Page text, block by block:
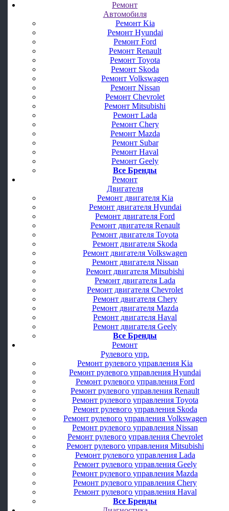
Ремонт
Автомобиля
Ремонт Kia
Ремонт Hyundai
Ремонт Ford
Ремонт Renault
Ремонт Toyota
Ремонт Skoda
Ремонт Volkswagen
Ремонт Nissan
Ремонт Chevrolet
Ремонт Mitsubishi
Ремонт Lada
Ремонт Chery
Ремонт Mazda
Ремонт Subar
Ремонт Haval
Ремонт Geely
Все Бренды
Ремонт
Двигателя
Ремонт двигателя Kia
Ремонт двигателя Hyundai
Ремонт двигателя Ford
Ремонт двигателя Renault
Ремонт двигателя Toyota
Ремонт двигателя Skoda
Ремонт двигателя Volkswagen
Ремонт двигателя Nissan
Ремонт двигателя Mitsubishi
Ремонт двигателя Lada
Ремонт двигателя Chevrolet
Ремонт двигателя Chery
Ремонт двигателя Mazda
Ремонт двигателя Haval
Ремонт двигателя Geely
Все Бренды
Ремонт
Рулевого упр.
Ремонт рулевого управления Kia
Ремонт рулевого управления Hyundai
Ремонт рулевого управления Ford
Ремонт рулевого управления Renault
Ремонт рулевого управления Toyota
Ремонт рулевого управления Skoda
Ремонт рулевого управления Volkswagen
Ремонт рулевого управления Nissan
Ремонт рулевого управления Chevrolet
Ремонт рулевого управления Mitsubishi
Ремонт рулевого управления Lada
Ремонт рулевого управления Geely
Ремонт рулевого управления Mazda
Ремонт рулевого управления Chery
Ремонт рулевого управления Haval
Все Бренды